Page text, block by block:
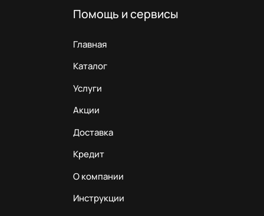
Помощь и сервисы
Главная
Каталог
Услуги
Акции
Доставка
Кредит
О компании
Инструкции